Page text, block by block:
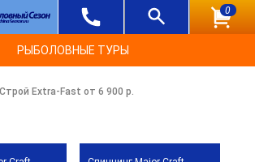
0
РЫБОЛОВНЫЕ ТУРЫ
Extra-Fast от 6 900 р.